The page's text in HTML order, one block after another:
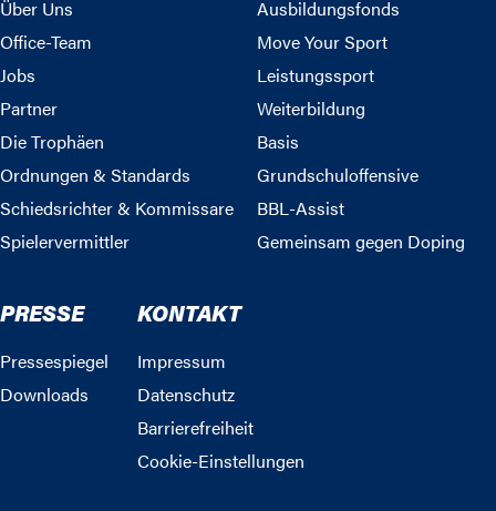
Über Uns
Office-Team
Jobs
Partner
Die Trophäen
Ordnungen & Standards
Schiedsrichter & Kommissare
Spielervermittler
Ausbildungsfonds
Move Your Sport
Leistungssport
Weiterbildung
Basis
Grundschuloffensive
BBL-Assist
Gemeinsam gegen Doping
PRESSE
Pressespiegel
Downloads
KONTAKT
Impressum
Datenschutz
Barrierefreiheit
Cookie-Einstellungen